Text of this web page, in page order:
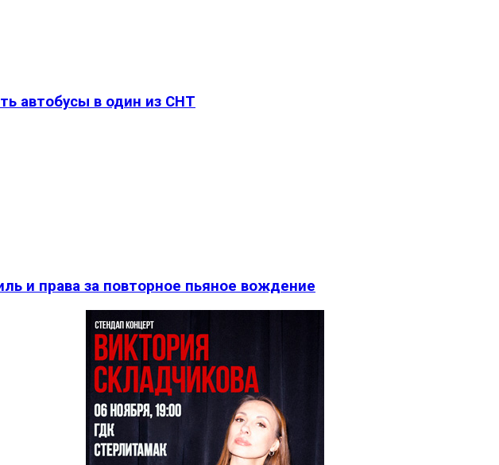
автобусы в один из СНТ
и права за повторное пьяное вождение